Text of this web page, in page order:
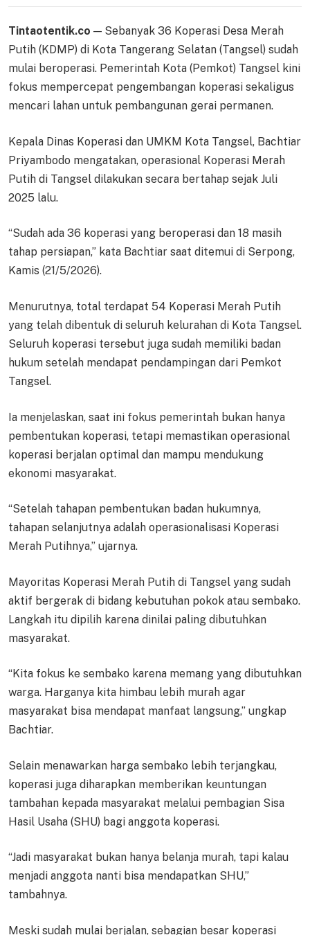
Tintaotentik.co — Sebanyak 36 Koperasi Desa Merah
Putih (KDMP) di Kota Tangerang Selatan (Tangsel) sudah
mulai beroperasi. Pemerintah Kota (Pemkot) Tangsel kini
fokus mempercepat pengembangan koperasi sekaligus
mencari lahan untuk pembangunan gerai permanen.
Kepala Dinas Koperasi dan UMKM Kota Tangsel, Bachtiar
Priyambodo mengatakan, operasional Koperasi Merah
Putih di Tangsel dilakukan secara bertahap sejak Juli
2025 lalu.
“Sudah ada 36 koperasi yang beroperasi dan 18 masih
tahap persiapan,” kata Bachtiar saat ditemui di Serpong,
Kamis (21/5/2026).
Menurutnya, total terdapat 54 Koperasi Merah Putih
yang telah dibentuk di seluruh kelurahan di Kota Tangsel.
Seluruh koperasi tersebut juga sudah memiliki badan
hukum setelah mendapat pendampingan dari Pemkot
Tangsel.
Ia menjelaskan, saat ini fokus pemerintah bukan hanya
pembentukan koperasi, tetapi memastikan operasional
koperasi berjalan optimal dan mampu mendukung
ekonomi masyarakat.
“Setelah tahapan pembentukan badan hukumnya,
tahapan selanjutnya adalah operasionalisasi Koperasi
Merah Putihnya,” ujarnya.
Mayoritas Koperasi Merah Putih di Tangsel yang sudah
aktif bergerak di bidang kebutuhan pokok atau sembako.
Langkah itu dipilih karena dinilai paling dibutuhkan
masyarakat.
“Kita fokus ke sembako karena memang yang dibutuhkan
warga. Harganya kita himbau lebih murah agar
masyarakat bisa mendapat manfaat langsung,” ungkap
Bachtiar.
Selain menawarkan harga sembako lebih terjangkau,
koperasi juga diharapkan memberikan keuntungan
tambahan kepada masyarakat melalui pembagian Sisa
Hasil Usaha (SHU) bagi anggota koperasi.
“Jadi masyarakat bukan hanya belanja murah, tapi kalau
menjadi anggota nanti bisa mendapatkan SHU,”
tambahnya.
Meski sudah mulai berjalan, sebagian besar koperasi